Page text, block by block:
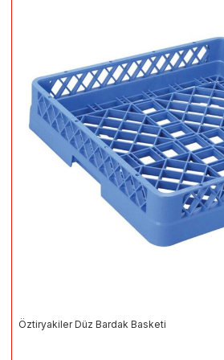
Öztiryakiler Düz Bardak Basketi